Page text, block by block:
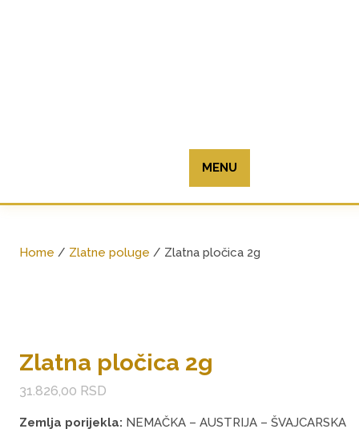
MENU
Home / Zlatne poluge / Zlatna pločica 2g
Zlatna pločica 2g
31.826,00 RSD
Zemlja porijekla: NEMAČKA – AUSTRIJA – ŠVAJCARSKA